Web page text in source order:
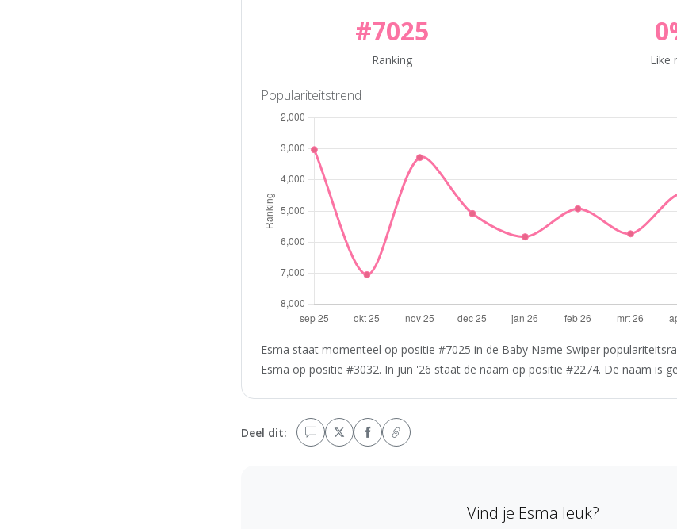
#7025
Ranking Like
Populariteitstrend
Esma staat momenteel op positie #7025 in de Baby Name Swiper
Esma op positie #3032. In jun '26 staat de naam op positie #2274. De naam is
Deel dit:
Vind je Esma leuk?